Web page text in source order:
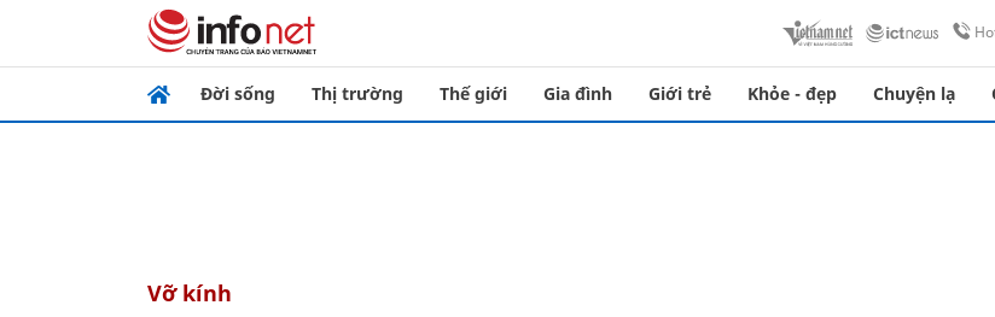
Đời sống Thị trường Thế giới Gia đình Giới trẻ Khỏe - đẹp Chuyện lạ
vỡ kính